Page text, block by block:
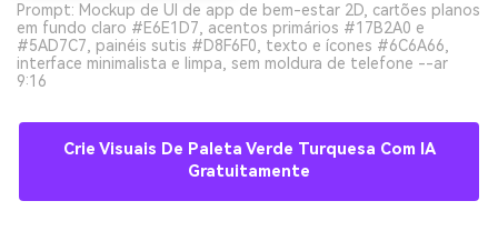
Prompt: Mockup de UI de app de bem-estar 2D, cartões planos
em fundo claro #E6E1D7, acentos primários #17B2A0 e
#5AD7C7, painéis sutis #D8F6F0, texto e ícones #6C6A66,
interface minimalista e limpa, sem moldura de telefone --ar
9:16
Crie Visuais De Paleta Verde Turquesa Com IA
Gratuitamente